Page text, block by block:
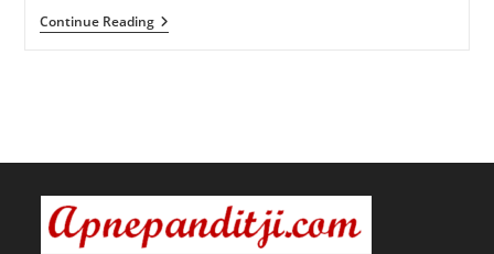
Continue Readingकौन
है
की
पूरी
करने
वाली